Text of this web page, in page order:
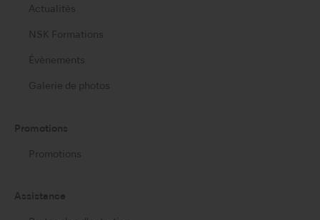
Actualités
NSK Formations
Évènements
Galerie de photos
Promotions
Promotions
Assistance